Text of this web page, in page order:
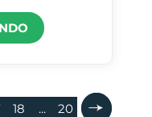
18 ... 20